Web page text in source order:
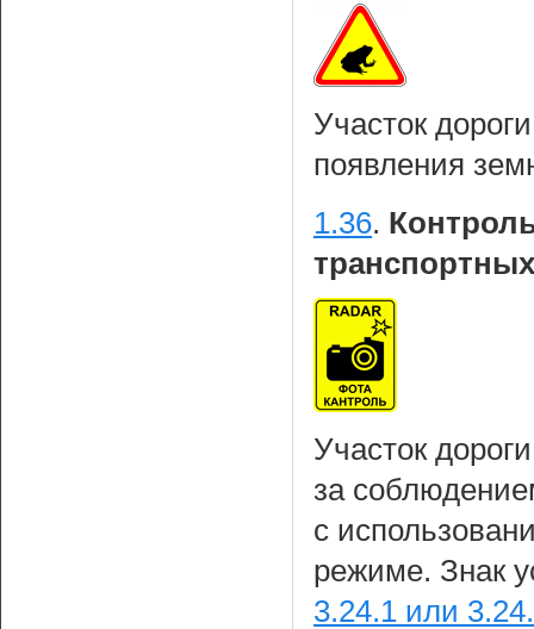
Участок
появления
1.36.
Участок
за
с
режиме. Знак
3.24.1 или